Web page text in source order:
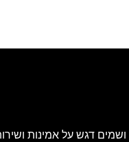
דגש על אמינות